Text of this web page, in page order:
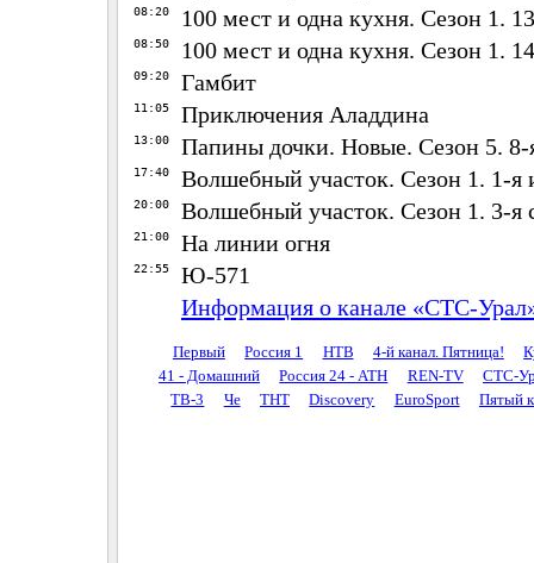
08:20 100 мест и одна кухня. Сезон 1.
08:50 100 мест и одна кухня. Сезон 1.
09:20 Гамбит
11:05 Приключения Аладдина
13:00 Папины дочки. Новые. Сезон 5. 8-
17:40 Волшебный участок. Сезон 1. 1-я
20:00 Волшебный участок. Сезон 1. 3-я
21:00 На линии огня
22:55
Ю-571
Информация о канале «СТС-
Первый Россия 1 НТВ 4-й канал. Пятница!
41 - Домашний
Россия 24 - АТН REN-TV
СТС-
ТВ-3
Че ТНТ Discovery EuroSport Пятый